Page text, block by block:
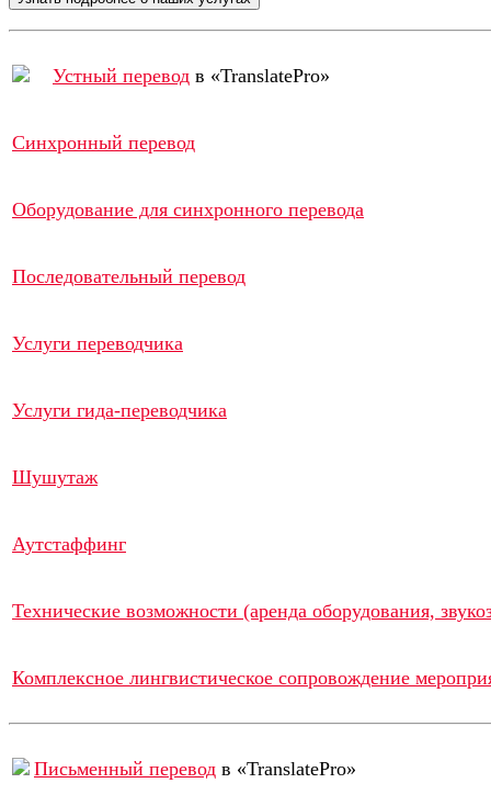
Устный перевод в «TranslatePro»
Синхронный перевод
Оборудование для синхронного перевода
Последовательный перевод
Услуги переводчика
Услуги гида-переводчика
Шушутаж
Аутстаффинг
Технические возможности (аренда оборудования,
Комплексное лингвистическое сопровождение
Письменный перевод в «TranslatePro»